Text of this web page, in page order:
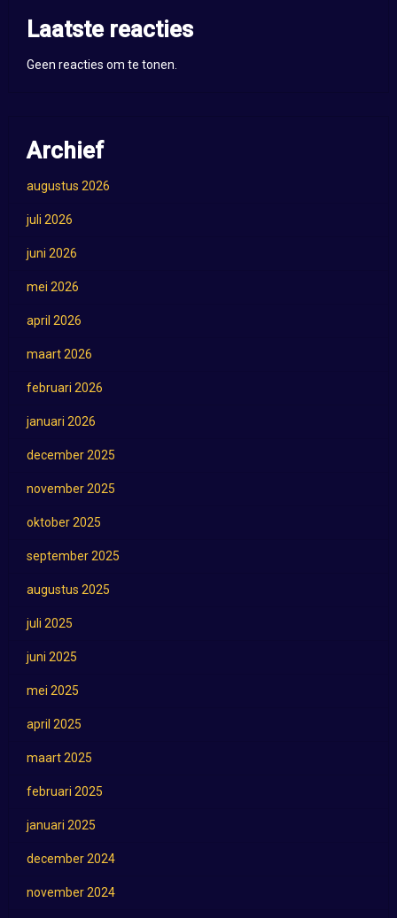
Laatste reacties
Geen reacties om te tonen.
Archief
augustus 2026
juli 2026
juni 2026
mei 2026
april 2026
maart 2026
februari 2026
januari 2026
december 2025
november 2025
oktober 2025
september 2025
augustus 2025
juli 2025
juni 2025
mei 2025
april 2025
maart 2025
februari 2025
januari 2025
december 2024
november 2024